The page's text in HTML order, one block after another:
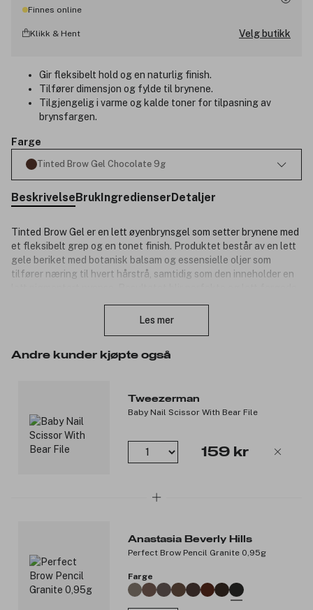
Finnes online
Klikk & Hent Velg butikk
Gir fleksibelt hold og en naturlig finish.
Tilfører dimensjon og fylde til brynene.
Tilgjengelig i varme og kalde toner for tilpasning av
brynsfargen.
Farge
Tinted Brow Gel Chocolate 9g
BeskrivelseBrukIngredienserDetaljer
Tinted Brow Gel er en lett øyenbrynsgel som setter brynene med
et fleksibelt grep og en tonet finish. Produktet består av en lett
gele beriket med botanisk balsam og essensielle oljer som
tilfører næring til hvert hårstrå, samtidig som den inneholder en
en matt finish og er å få i syv ulike nyanser. Produktet er
Produktnummer:3047483
Les mer
Andre kunder kjøpte også
Tweezerman
Baby Nail Scissor With Bear File
159 kr
Anastasia Beverly Hills
Perfect Brow Pencil Granite 0,95g
Farge